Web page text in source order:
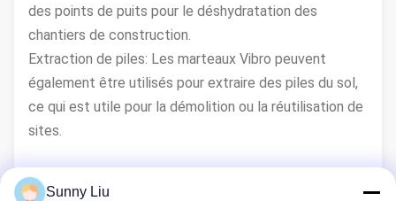
des points de puits pour le déshydratation des
chantiers de construction.
Extraction de piles: Les marteaux Vibro peuvent
également être utilisés pour extraire des piles du sol,
ce qui est utile pour la démolition ou la réutilisation de
sites.
Sunny Liu